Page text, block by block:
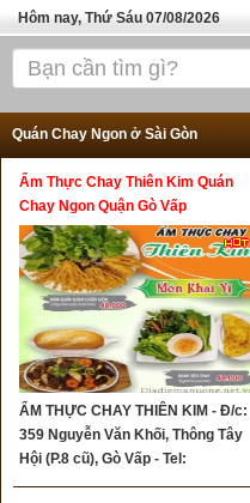
Hôm nay, Thứ Sáu 07/08/2026
Trang chủ
Bánh - Đồ Ăn Vặt
Thực Phẩm Nông Hải Sản
Top Quán Ăn
ĐỊA ĐIỂM ĂN UỐNG HÀ NỘI
Quán Chay Ngon ở Sài Gòn
Ẩm Thực Chay Thiên Kim Quán
Chay Ngon Quận Gò Vấp
ẨM THỰC CHAY THIÊN KIM - Đ/c:
359 Nguyễn Văn Khối, Thông Tây
Hội (P.8 cũ), Gò Vấp - Tel:
0909224375 - 0902485055